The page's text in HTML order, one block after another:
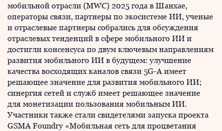
мобильной отрасли (MWC) 2025 года в Шанхае,
операторы связи, партнеры по экосистеме ИИ, ученые
и отраслевые партнеры собрались для обсуждения
отраслевых тенденций в сфере мобильного ИИ и
достигли консенсуса по двум ключевым направлениям
развития мобильного ИИ в будущем: улучшение
качества восходящих каналов связи 5G-A имеет
решающее значение для развития мобильного ИИ;
синергия сетей и служб имеет решающее значение
для монетизации пользования мобильным ИИ.
Участники также стали свидетелями запуска проекта
GSMA Foundry «Мобильная сеть для процветания